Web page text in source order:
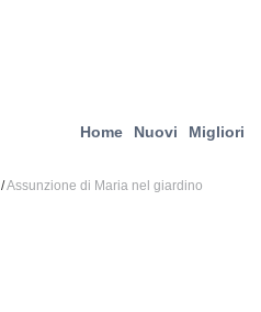
Home Nuovi Migliori
/Assunzione di Maria nel giardino